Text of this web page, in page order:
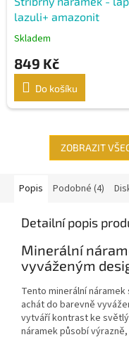
lazuli+ amazonit
Skladem
849 Kč
Do košíku
ZOBRAZIT
Popis Podobné (4)
Detailní popis
Minerální
vyváženým
Tento minerální
achát do barevně
vytváří kontrast ke
náramek působí